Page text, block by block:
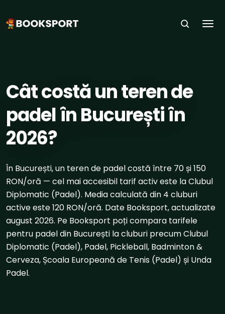
Cât costă un teren de
padel în București în
2026?
În București, un teren de padel costă între 70 și 150
RON/oră — cel mai accesibil tarif activ este la Clubul
Diplomatic (Padel). Media calculată din 4 cluburi
active este 120 RON/oră. Date Booksport, actualizate
august 2026. Pe Booksport poți compara tarifele
pentru padel din București la cluburi precum Clubul
Diplomatic (Padel), Padel, Pickleball, Badminton &
Cerveza, Școala Europeană de Tenis (Padel) și Unda
Padel.